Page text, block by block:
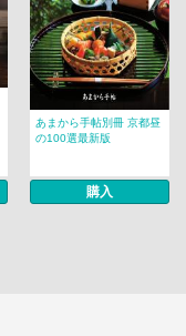
あまから手帖別冊 京都昼
の100選最新版
購入